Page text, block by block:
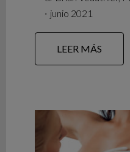
∙ junio 2021
LEER MÁS